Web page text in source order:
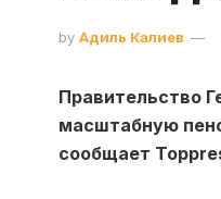
by Адиль Калиев
Правительство
масштабную
сообщает